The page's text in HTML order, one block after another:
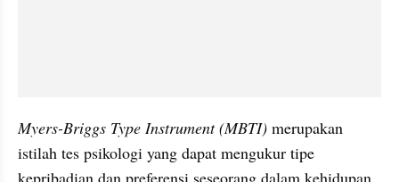
Myers-Briggs Type Instrument (MBTI) merupakan
istilah tes psikologi yang dapat mengukur tipe